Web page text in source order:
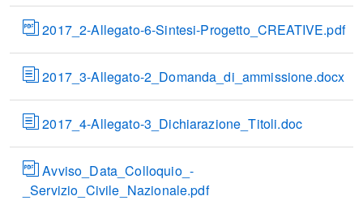
2017_2-Allegato-6-Sintesi-Progetto_CREATIVE.pdf
2017_3-Allegato-2_Domanda_di_ammissione.docx
2017_4-Allegato-3_Dichiarazione_Titoli.doc
Avviso_Data_Colloquio_-
_Servizio_Civile_Nazionale.pdf